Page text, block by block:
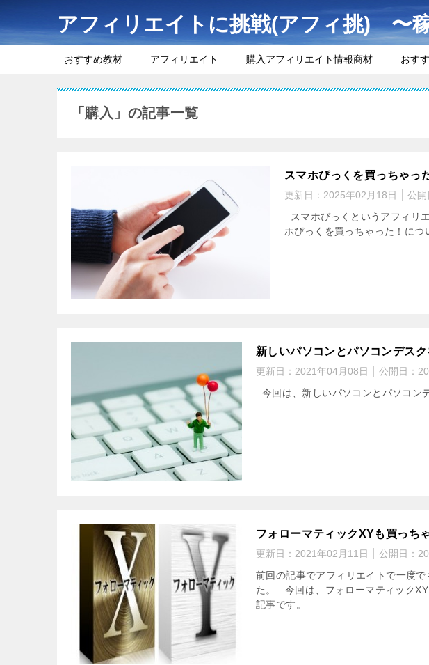
アフィリエイトに挑戦(アフィ挑) 〜
おすすめ教材 アフィリエイト 購入アフィリエイト情報商材 おす
「購入」の記事一覧
スマホぴっくを買っちゃっ
更新日： 2025年02月18日 公開
スマホぴっくというアフィリ
ホぴっくを買っちゃった！につ
新しいパソコンとパソコンデス
更新日： 2021年04月08日 公開日：
今回は、新しいパソコンとパソコン
フォローマティックXYも買っち
更新日： 2021年02月11日 公開日：
前回の記事でアフィリエイトで一度
た。 今回は、フォローマティック
記事です。